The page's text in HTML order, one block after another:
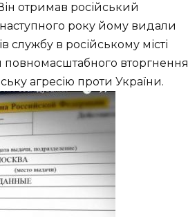
отримав російський
наступного року йому видали
службу в російському місті
повномасштабного вторгнення
агресію проти України.